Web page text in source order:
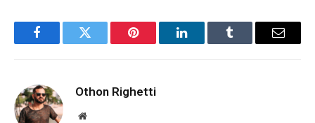
FacebookTwitter Pinterest LinkedInTumblr Email
Othon Righetti
Website